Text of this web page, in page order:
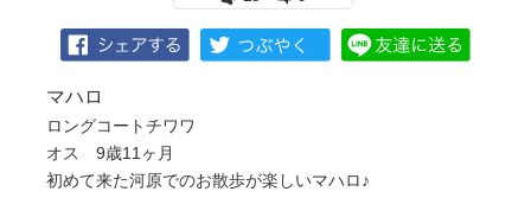
マハロ
ロングコートチワワ
オス 9歳11ヶ月
初めて来た河原でのお散歩が楽しいマハロ♪